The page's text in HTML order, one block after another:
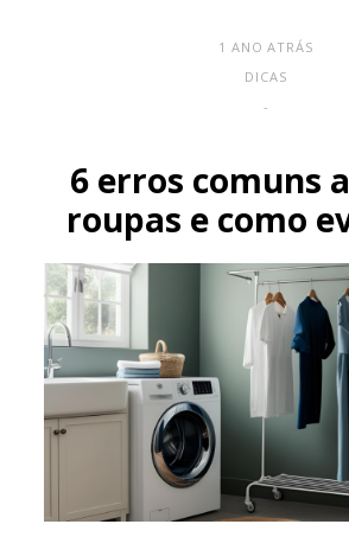
1 ANO ATRÁS
DICAS
-
6 erros comuns
roupas e como